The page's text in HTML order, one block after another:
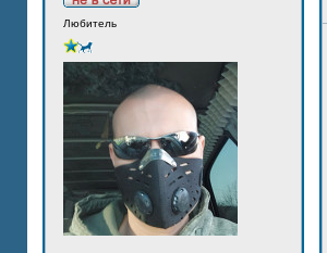
Любитель